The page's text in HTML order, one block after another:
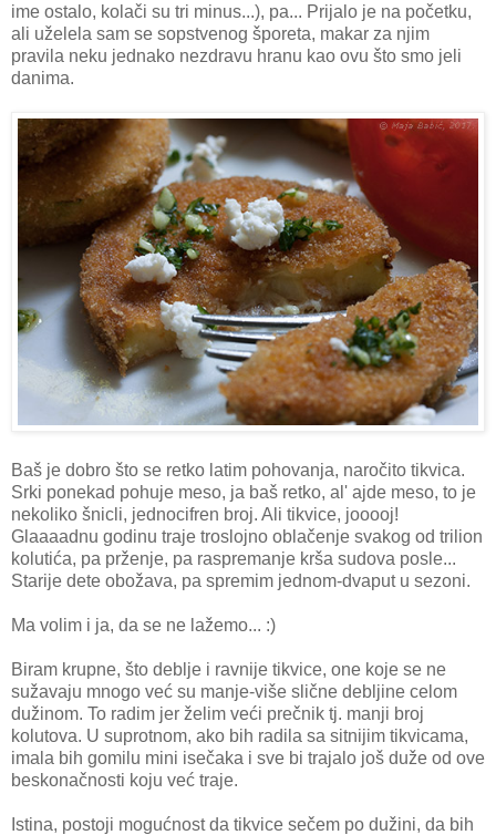
ime ostalo, kolači su tri minus...), pa... Prijalo je na početku,
ali uželela sam se sopstvenog šporeta, makar za njim
pravila neku jednako nezdravu hranu kao ovu što smo jeli
danima.
Baš je dobro što se retko latim pohovanja, naročito tikvica.
Srki ponekad pohuje meso, ja baš retko, al' ajde meso, to je
nekoliko šnicli, jednocifren broj. Ali tikvice, jooooj!
Glaaaadnu godinu traje troslojno oblačenje svakog od trilion
kolutića, pa prženje, pa raspremanje krša sudova posle...
Starije dete obožava, pa spremim jednom-dvaput u sezoni.
Ma volim i ja, da se ne lažemo... :)
Biram krupne, što deblje i ravnije tikvice, one koje se ne
sužavaju mnogo već su manje-više slične debljine celom
dužinom. To radim jer želim veći prečnik tj. manji broj
kolutova. U suprotnom, ako bih radila sa sitnijim tikvicama,
imala bih gomilu mini isečaka i sve bi trajalo još duže od ove
beskonačnosti koju već traje.
Istina, postoji mogućnost da tikvice sečem po dužini, da bih